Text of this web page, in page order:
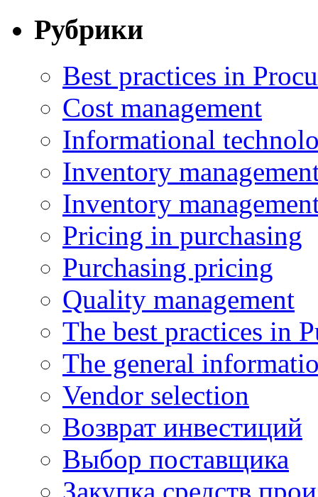
Рубрики
Best practices in
Cost management
Informational
Inventory
Inventory
Pricing in purchasing
Purchasing pricing
Quality management
The best practices in
The general
Vendor selection
Возврат инвестиций
Выбор поставщика
Закупка средств